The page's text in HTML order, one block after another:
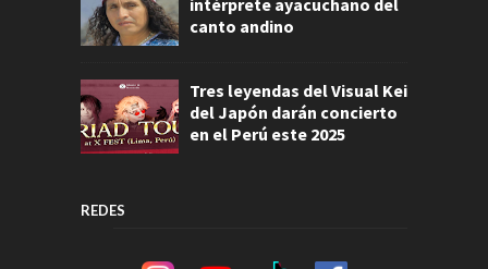
intérprete ayacuchano del
canto andino
Tres leyendas del Visual Kei
del Japón darán concierto
en el Perú este 2025
REDES